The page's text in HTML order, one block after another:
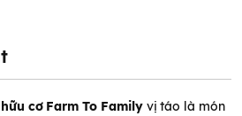
cơ Farm To Family vị táo là món